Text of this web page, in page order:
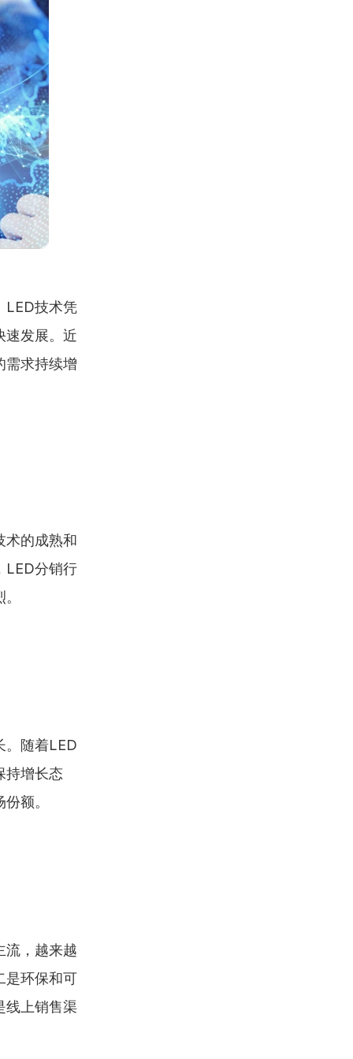
LED技术凭
速发展。近
需求持续增
术的成熟和
LED分销行
。随着LED
持增长态
额。
流，越来越
是环保和可
线上销售渠